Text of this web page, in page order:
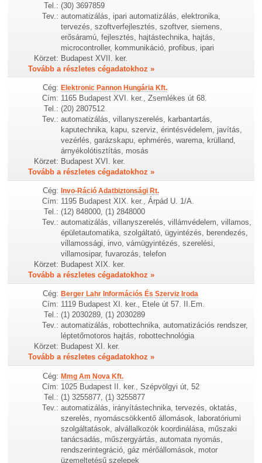
Tel.: (30) 3697859
Tev.: automatizálás, ipari automatizálás, elektronika,
tervezés, szoftverfejlesztés, szoftver, siemens,
erősáramú, fejlesztés, hajtástechnika, hajtás,
microcontroller, kommunikáció, profibus, ipari
Körzet: Budapest XVII. ker.
Tovább a részletes cégadatokhoz »
Cég: Elektronic Pannon Hungária Kft.
Cím: 1165 Budapest XVI. ker., Zsemlékes út 68.
Tel.: (20) 2807512
Tev.: automatizálás, villanyszerelés, karbantartás,
kaputechnika, kapu, szerviz, érintésvédelem, javítás,
vezérlés, garázskapu, ephmérés, warema, krülland,
árnyékolótisztítás, mosás
Körzet: Budapest XVI. ker.
Tovább a részletes cégadatokhoz »
Cég: Invo-Ráció Adatbiztonsági Rt.
Cím: 1195 Budapest XIX. ker., Árpád U. 1/A.
Tel.: (12) 848000, (1) 2848000
Tev.: automatizálás, villanyszerelés, villámvédelem, villamos,
épületautomatika, szolgáltató, ügyintézés, berendezés,
villamossági, invo, vámügyintézés, szerelési,
villamosipar, fuvarozás, telefon
Körzet: Budapest XIX. ker.
Tovább a részletes cégadatokhoz »
Cég: Berger Lahr Információs És Szerviz Iroda
Cím: 1119 Budapest XI. ker., Etele út 57. II.Em.
Tel.: (1) 2030289, (1) 2030289
Tev.: automatizálás, robottechnika, automatizációs rendszer,
léptetőmotoros hajtás, robottechnológia
Körzet: Budapest XI. ker.
Tovább a részletes cégadatokhoz »
Cég: Mmg Am Nova Kft.
Cím: 1025 Budapest II. ker., Szépvölgyi út, 52
Tel.: (1) 3255877, (1) 3255877
Tev.: automatizálás, irányítástechnika, tervezés, oktatás,
szerelés, nyomáscsökkentő állomások, laboratóriumi
szolgáltatások, alvállalkozók koordinálása, műszaki
tanácsadás, műszergyártás, automata nyomás,
rendszerintegráció, gáz mérőállomások, motor
üzemeltetésű szelepek